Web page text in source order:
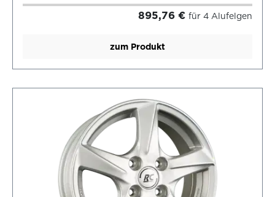
895,76 € für 4 Alufelgen
zum Produkt